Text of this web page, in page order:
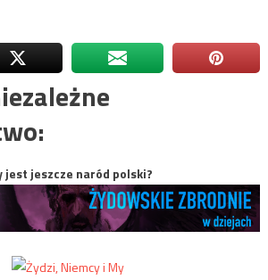
jest jeszcze naród polski?